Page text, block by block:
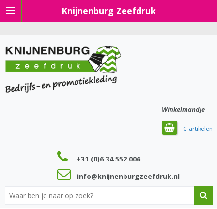
Knijnenburg Zeefdruk
Winkelmandje
0
+31 (0)6 34 552 006
info@knijnenburgzeefdruk.nl